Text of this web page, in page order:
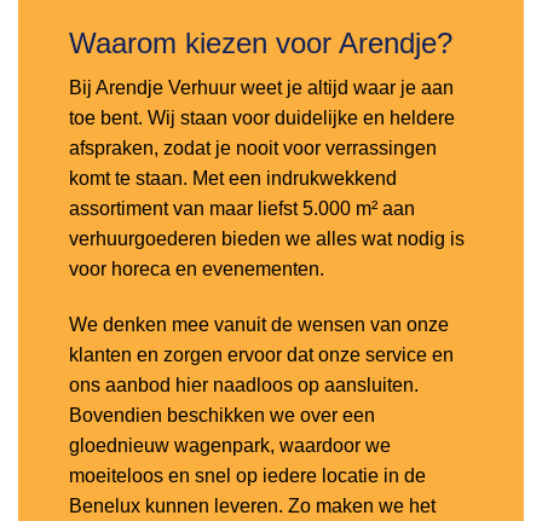
Waarom kiezen voor Arendje?
Bij Arendje Verhuur weet je altijd waar je aan
toe bent. Wij staan voor duidelijke en heldere
afspraken, zodat je nooit voor verrassingen
komt te staan. Met een indrukwekkend
assortiment van maar liefst 5.000 m² aan
verhuurgoederen bieden we alles wat nodig is
voor horeca en evenementen.
We denken mee vanuit de wensen van onze
klanten en zorgen ervoor dat onze service en
ons aanbod hier naadloos op aansluiten.
Bovendien beschikken we over een
gloednieuw wagenpark, waardoor we
moeiteloos en snel op iedere locatie in de
Benelux kunnen leveren. Zo maken we het